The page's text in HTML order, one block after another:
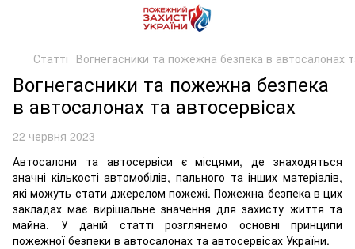
Статті Вогнегасники та пожежна безпека в автосалонах
Вогнегасники та пожежна безпека
в автосалонах та автосервісах
22 червня 2023
Автосалони та автосервіси є місцями, де знаходяться
значні кількості автомобілів, пального та інших матеріалів,
які можуть стати джерелом пожежі. Пожежна безпека в цих
закладах має вирішальне значення для захисту життя та
майна. У даній статті розглянемо основні принципи
пожежної безпеки в автосалонах та автосервісах України.